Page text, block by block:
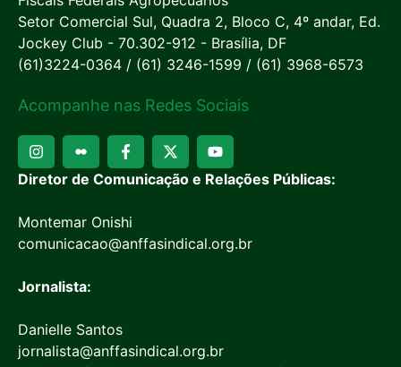
Setor Comercial Sul, Quadra 2, Bloco C, 4º andar, Ed.
Jockey Club - 70.302-912 - Brasília, DF
(61)3224-0364 / (61) 3246-1599 / (61) 3968-6573
Acompanhe nas Redes Sociais
Diretor de Comunicação e Relações Públicas:
Montemar Onishi
comunicacao@anffasindical.org.br
Jornalista:
Danielle Santos
jornalista@anffasindical.org.br